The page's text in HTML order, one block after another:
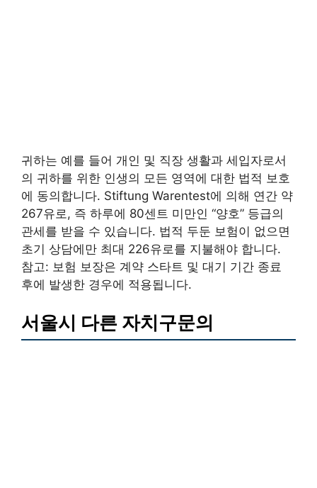
귀하는 예를 들어 개인 및 직장 생활과 세입자로서
의 귀하를 위한 인생의 모든 영역에 대한 법적 보호
에 동의합니다. Stiftung Warentest에 의해 연간 약
267유로, 즉 하루에 80센트 미만인 “양호” 등급의
관세를 받을 수 있습니다. 법적 두둔 보험이 없으면
초기 상담에만 최대 226유로를 지불해야 합니다.
참고: 보험 보장은 계약 스타트 및 대기 기간 종료
후에 발생한 경우에 적용됩니다.
서울시 다른 자치구문의